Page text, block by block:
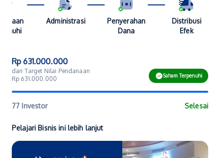
Administrasi
Penyerahan
Dana
Distribusi
Efek
Rp 631.000.000
dari Target Nilai Pendanaan
Rp 631.000.000
Saham Terpenuhi
77 Investor Selesai
Pelajari Bisnis ini lebih lanjut